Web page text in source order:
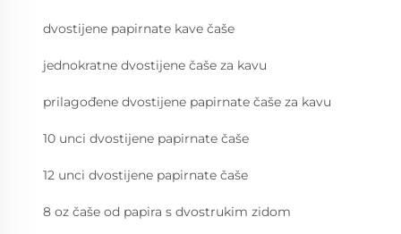
dvostijene papirnate kave čaše
jednokratne dvostijene čaše za kavu
prilagođene dvostijene papirnate čaše za kavu
10 unci dvostijene papirnate čaše
12 unci dvostijene papirnate čaše
8 oz čaše od papira s dvostrukim zidom